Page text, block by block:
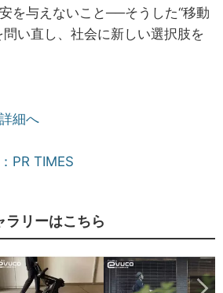
を与えないこと──そうした“移動
い直し、社会に新しい選択肢を
細へ
PR TIMES
ラリーはこちら